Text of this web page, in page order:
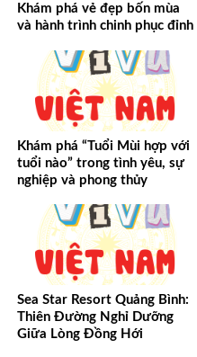
Khám phá vẻ đẹp bốn mùa
và hành trình chinh phục đỉnh
Khám phá “Tuổi Mùi hợp với
tuổi nào” trong tình yêu, sự
nghiệp và phong thủy
Sea Star Resort Quảng Bình:
Thiên Đường Nghỉ Dưỡng
Giữa Lòng Đồng Hới